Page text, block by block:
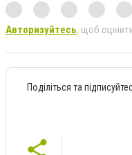
Авторизуйтесь, щоб
Поділіться та